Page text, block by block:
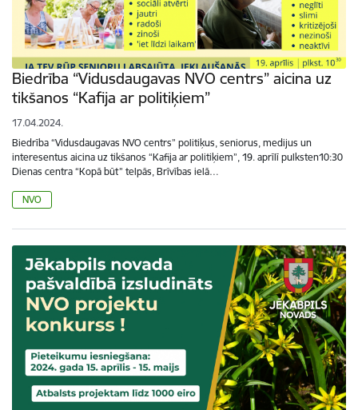
Biedrība “Vidusdaugavas NVO centrs” aicina uz
tikšanos “Kafija ar politiķiem”
17.04.2024.
Biedrība “Vidusdaugavas NVO centrs” politiķus, seniorus, medijus un
interesentus aicina uz tikšanos “Kafija ar politiķiem”, 19. aprīlī pulksten10:30
Dienas centra “Kopā būt” telpās, Brīvības ielā…
NVO